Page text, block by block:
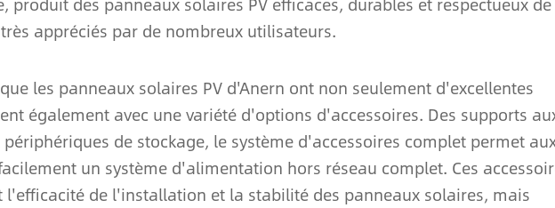
appréciés par de nombreux utilisateurs.
les panneaux solaires PV d'Anern ont non seulement d'excellentes
également avec une variété d'options d'accessoires. Des supports
de stockage, le système d'accessoires complet permet
un système d'alimentation hors réseau complet. Ces
de l'installation et la stabilité des panneaux solaires, mais